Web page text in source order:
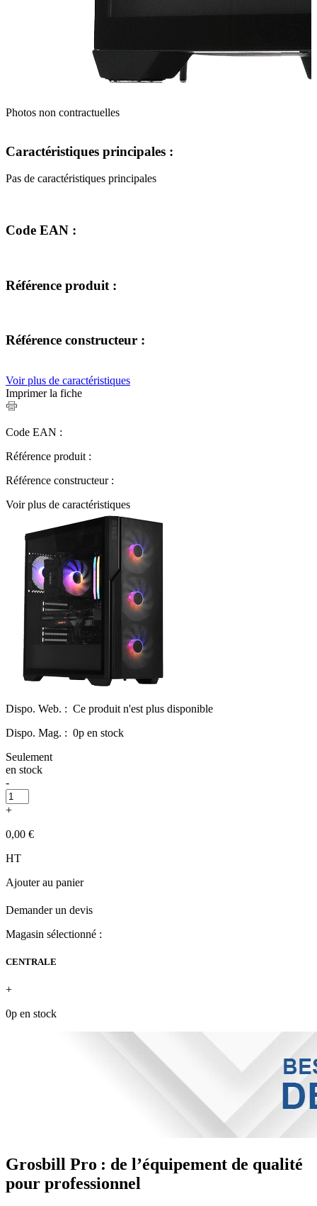
Photos non contractuelles
Caractéristiques principales :
Pas de caractéristiques principales
Code EAN :
Référence produit :
Référence constructeur :
Voir plus de caractéristiques
Imprimer la fiche
Code EAN :
Référence produit :
Référence constructeur :
Voir plus de caractéristiques
Dispo. Web. : Ce produit n'est plus disponible
Dispo. Mag. : 0p en stock
Seulement
en stock
-
+
0,00 €
HT
Ajouter au panier
Demander un devis
Magasin sélectionné :
CENTRALE
+
0p en stock
Grosbill Pro : de l’équipement de qualité
pour professionnel